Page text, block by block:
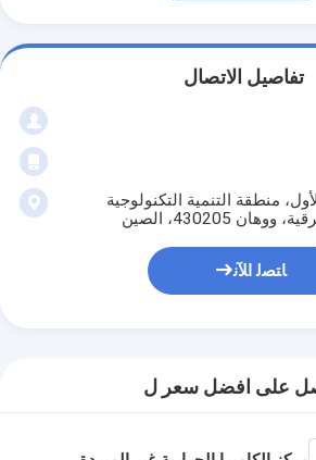
تفاصيل الاتصال
منطقة التنمية التكنولوجية
430205، الصين
ﺎﺘﺼﻟ ﺍﻶﻧ
على افضل سعر ل